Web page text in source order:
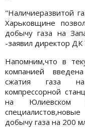
"Наличиеразвитой
Харьковщине
добычу газа на
-заявил директор
Напомним,что в
компанией
сжатия газа на
компрессорной
на Юлиевском
добычу газа на 200